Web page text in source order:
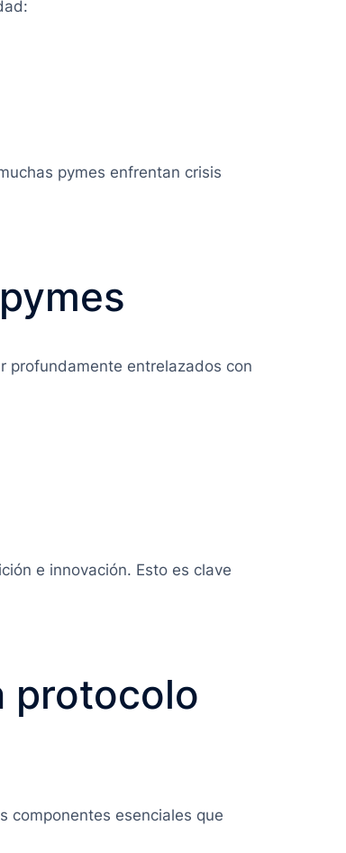
pymes enfrentan crisis
profundamente entrelazados con
e innovación. Esto es clave
protocolo
componentes esenciales que